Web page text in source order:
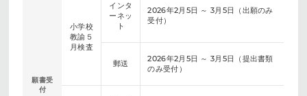
願書受
付
小学校
教諭５
月検査
インタ
ーネッ
ト
2026年2月5日 ～ 3月5日（出願のみ
受付）
郵送
2026年2月5日 ～ 3月5日（提出書類
のみ受付）